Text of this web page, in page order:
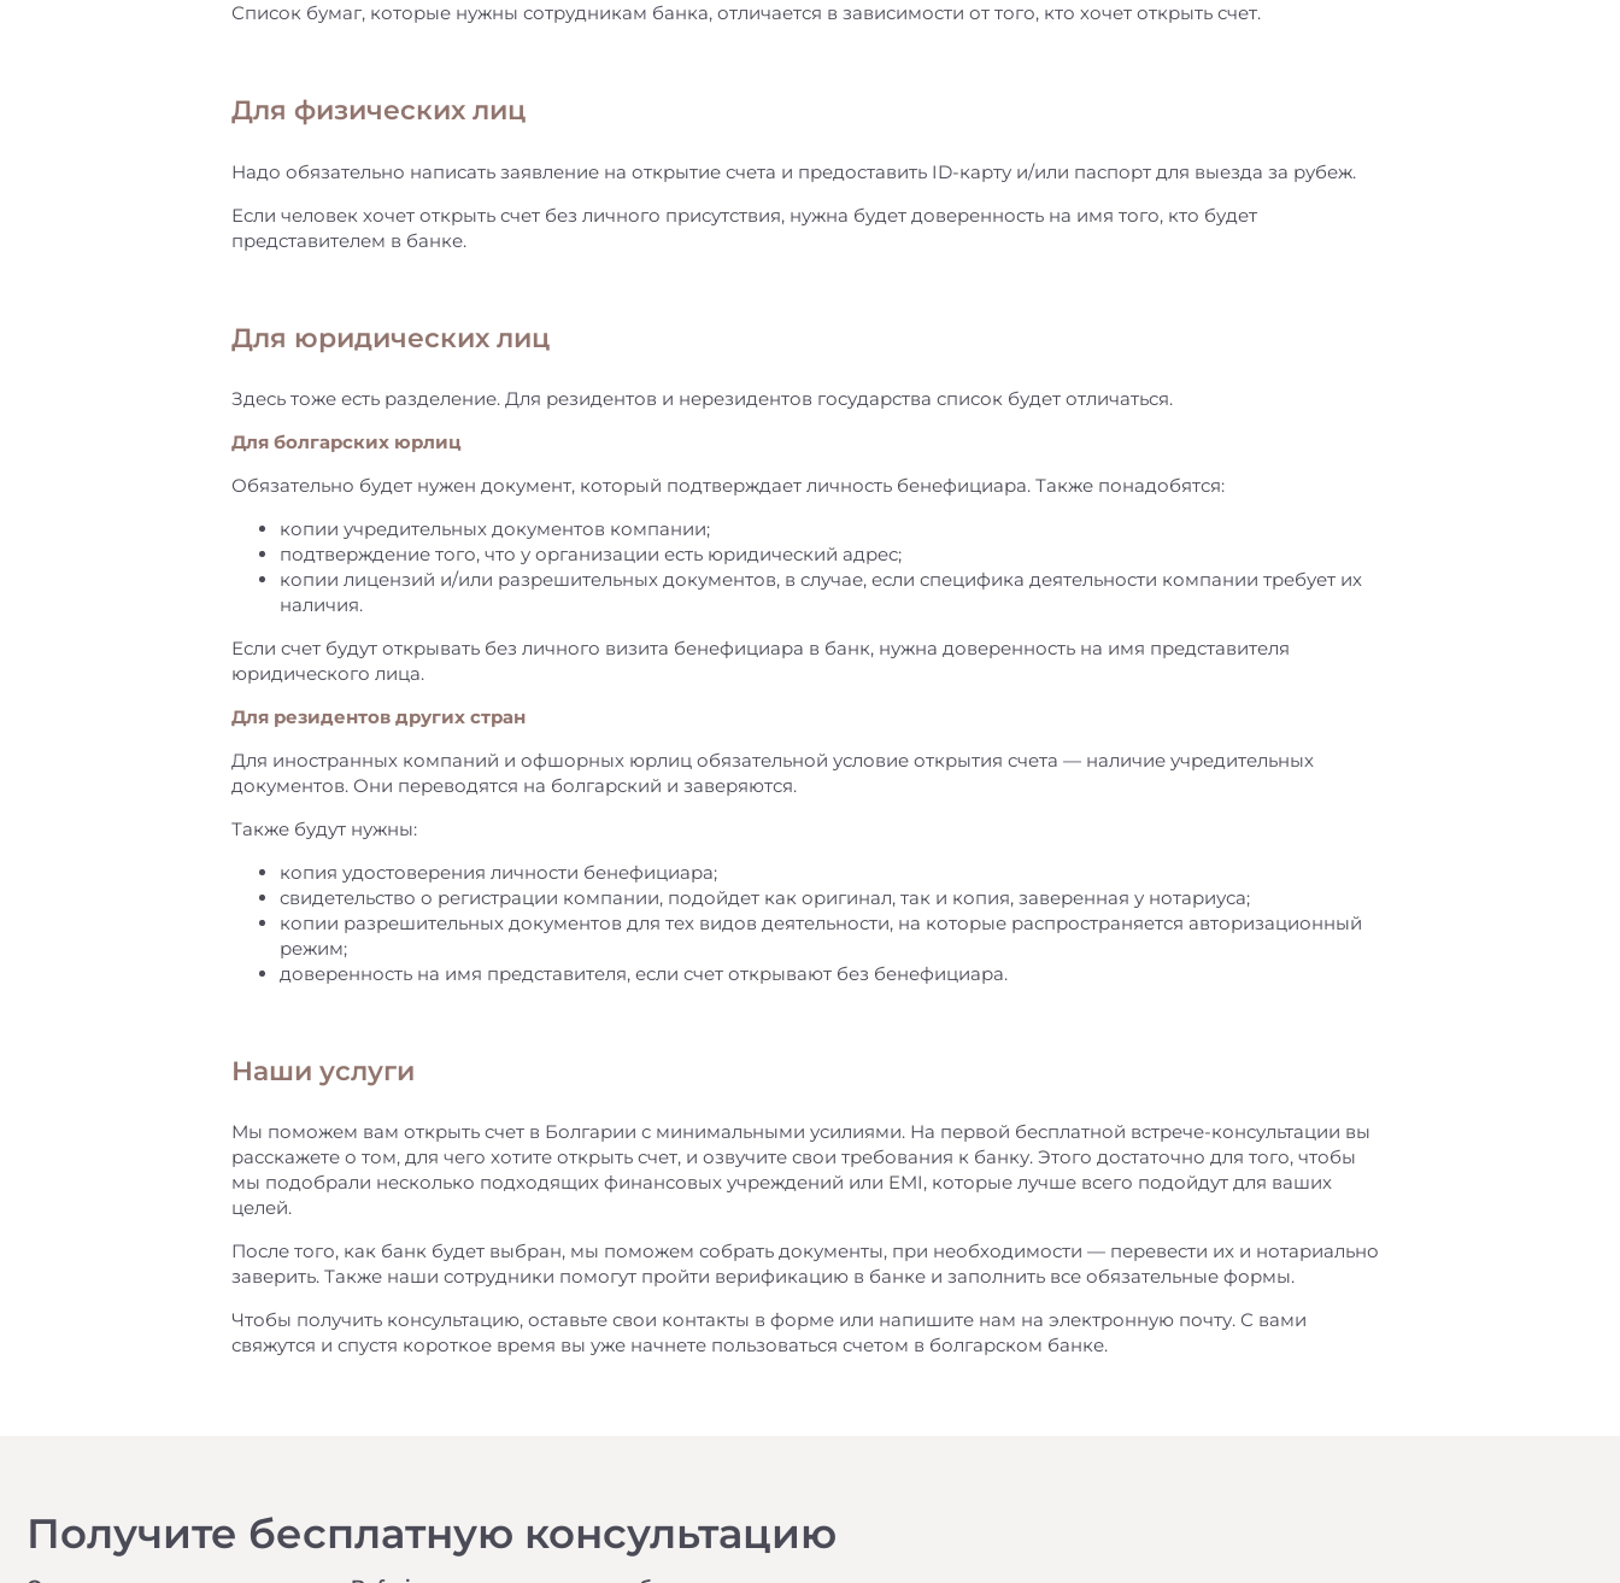
Список бумаг, которые нужны сотрудникам банка, отличается в зависимости от того, кто хочет открыть счет.
Для физических лиц
Надо обязательно написать заявление на открытие счета и предоставить ID-карту и/или паспорт для выезда за рубеж.
Если человек хочет открыть счет без личного присутствия, нужна будет доверенность на имя того, кто будет
представителем в банке.
Для юридических лиц
Здесь тоже есть разделение. Для резидентов и нерезидентов государства список будет отличаться.
Для болгарских юрлиц
Обязательно будет нужен документ, который подтверждает личность бенефициара. Также понадобятся:
копии учредительных документов компании;
подтверждение того, что у организации есть юридический адрес;
копии лицензий и/или разрешительных документов, в случае, если специфика деятельности компании требует их
наличия.
Если счет будут открывать без личного визита бенефициара в банк, нужна доверенность на имя представителя
юридического лица.
Для резидентов других стран
Для иностранных компаний и офшорных юрлиц обязательной условие открытия счета — наличие учредительных
документов. Они переводятся на болгарский и заверяются.
Также будут нужны:
копия удостоверения личности бенефициара;
свидетельство о регистрации компании, подойдет как оригинал, так и копия, заверенная у нотариуса;
копии разрешительных документов для тех видов деятельности, на которые распространяется авторизационный
режим;
доверенность на имя представителя, если счет открывают без бенефициара.
Наши услуги
Мы поможем вам открыть счет в Болгарии с минимальными усилиями. На первой бесплатной встрече-консультации вы
расскажете о том, для чего хотите открыть счет, и озвучите свои требования к банку. Этого достаточно для того, чтобы
мы подобрали несколько подходящих финансовых учреждений или EMI, которые лучше всего подойдут для ваших
целей.
После того, как банк будет выбран, мы поможем собрать документы, при необходимости — перевести их и нотариально
заверить. Также наши сотрудники помогут пройти верификацию в банке и заполнить все обязательные формы.
Чтобы получить консультацию, оставьте свои контакты в форме или напишите нам на электронную почту. С вами
свяжутся и спустя короткое время вы уже начнете пользоваться счетом в болгарском банке.
Получите бесплатную консультацию